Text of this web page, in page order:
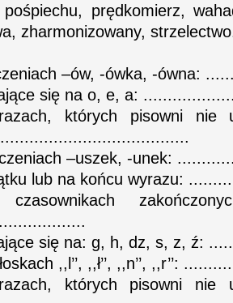
prędkomierz,
zharmonizowany,
–ów, -ówka, -ówna:
się na o, e, a:
których pisowni nie
–uszek, -unek:
lub na końcu wyrazu:
się na: g, h, dz, s, z, ź:
,,l’’, ,,ł’’, ,,n’’, ,,r’’:
których pisowni nie